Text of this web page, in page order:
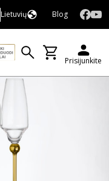
Lietuvių Blog
Prisijunkite